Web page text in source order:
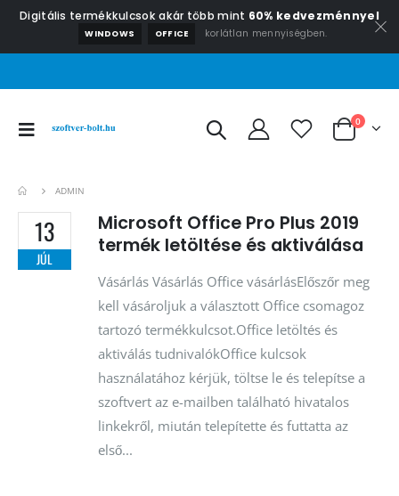
Digitális termékkulcsok akár több mint 60% kedvezménnyel
WINDOWS OFFICE korlátlan mennyiségben.
0
ADMIN
13
JÚL
Microsoft Office Pro Plus 2019
termék letöltése és aktiválása
Vásárlás Vásárlás Office vásárlásElőszőr meg
kell vásároljuk a választott Office csomagoz
tartozó termékkulcsot.Office letöltés és
aktiválás tudnivalókOffice kulcsok
használatához kérjük, töltse le és telepítse a
szoftvert az e-mailben található hivatalos
linkekről, miután telepítette és futtatta az
első...